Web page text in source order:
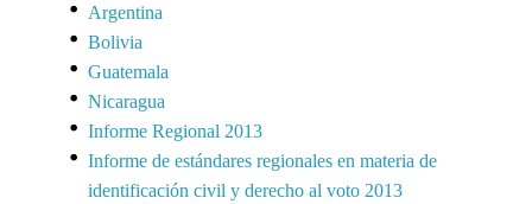
Argentina
Bolivia
Guatemala
Nicaragua
Informe Regional 2013
Informe de estándares regionales en materia de
identificación civil y derecho al voto 2013